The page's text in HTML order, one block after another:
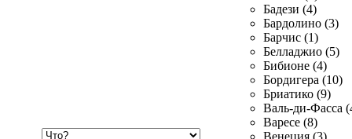
Бадези (4)
Бардолино (3)
Барчис (1)
Белладжио (5)
Бибионе (4)
Бордигера (10)
Бриатико (9)
Валь-ди-Фасса
Варесе (8)
Венеция (3)